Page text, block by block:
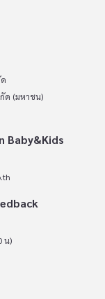
ด (มหาชน)
Baby&Kids
น)